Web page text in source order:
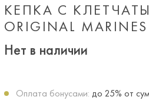
КЕПКА С
ORIGINAL MARINES
Нет в наличии
Оплата бонусами: до 25% от